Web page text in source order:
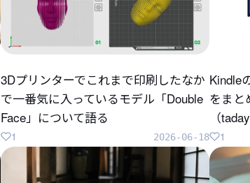
3Dプリンターでこれまで印刷したなか
で一番気に入っているモデル「Double
Face」について語る
2026-06-18
1
Kindle
をまと
（
1